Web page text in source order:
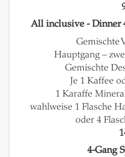
All inclusive - Dinner
Gemischte
Hauptgang –
Gemischte
Je 1 Kaffee
1 Karaffe
wahlweise 1 Flasche
oder 4
4-Gang